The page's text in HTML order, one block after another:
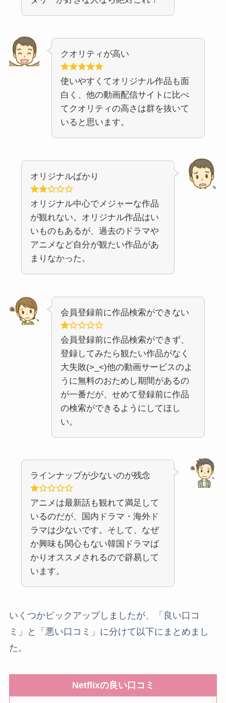
クオリティが高い
使いやすくてオリジナル作品も面
白く、他の動画配信サイトに比べ
てクオリティの高さは群を抜いて
いると思います。
オリジナルばかり
オリジナル中心でメジャーな作品
が観れない。オリジナル作品はい
いものもあるが、過去のドラマや
アニメなど自分が観たい作品があ
まりなかった。
会員登録前に作品検索ができない
会員登録前に作品検索ができず、
登録してみたら観たい作品がなく
大失敗(>_<)他の動画サービスのよ
うに無料のおためし期間があるの
が一番だが、せめて登録前に作品
の検索ができるようにしてほし
い。
ラインナップが少ないのが残念
アニメは最新話も観れて満足して
いるのだが、国内ドラマ・海外ド
ラマは少ないです。そして、なぜ
か興味も関心もない韓国ドラマば
かりオススメされるので辟易して
います。
いくつかピックアップしましたが、「良い口コ
ミ」と「悪い口コミ」に分けて以下にまとめまし
た。
Netflixの良い口コミ